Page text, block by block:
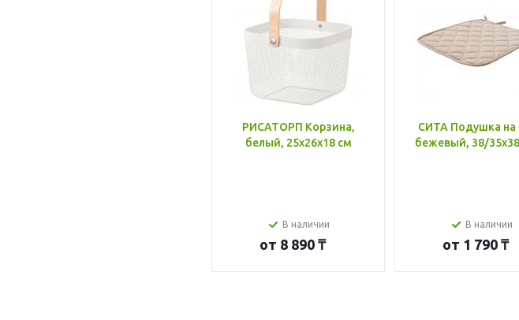
РИСАТОРП Корзина,
белый, 25x26x18 см
В наличии
от 8 890 ₸
СИТА Подушка на
бежевый, 38/
В наличии
от 1 790 ₸